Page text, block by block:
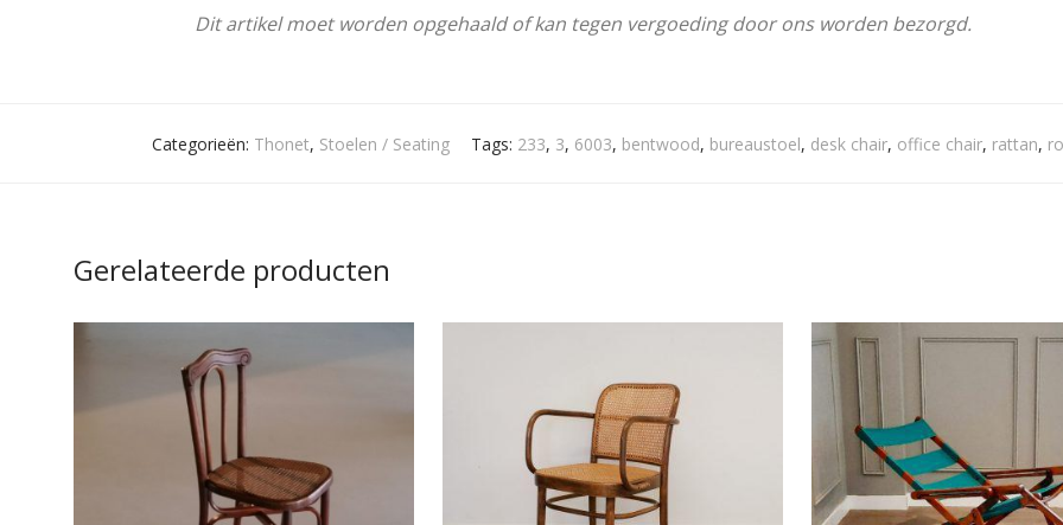
Dit artikel moet worden opgehaald of kan tegen vergoeding door ons worden bezorgd.
Categorieën: Thonet, Stoelen / Seating Tags: 233, 3, 6003, bentwood, bureaustoel, desk chair, office chair, rattan,
Gerelateerde producten